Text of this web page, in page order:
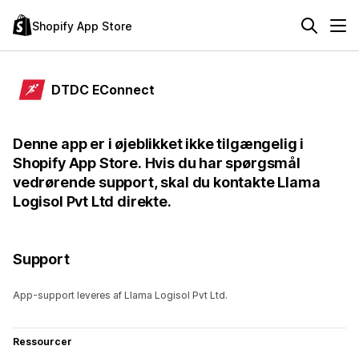
Shopify App Store
DTDC EConnect
Denne app er i øjeblikket ikke tilgængelig i
Shopify App Store. Hvis du har spørgsmål
vedrørende support, skal du kontakte Llama
Logisol Pvt Ltd direkte.
Support
App-support leveres af Llama Logisol Pvt Ltd.
Ressourcer